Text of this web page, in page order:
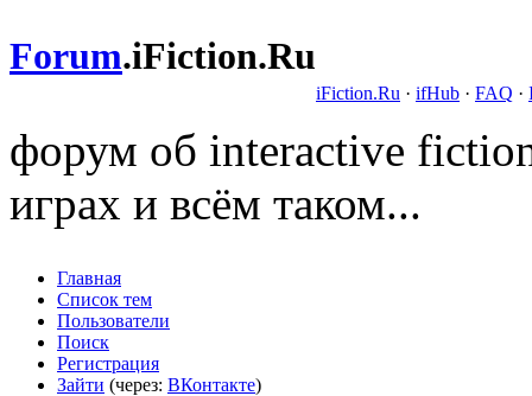
Forum.iFiction.Ru
iFiction.Ru · ifHub · FAQ ·
форум об interactive
играх и всём таком...
Главная
Список тем
Пользователи
Поиск
Регистрация
Зайти (через: ВКонтакте)